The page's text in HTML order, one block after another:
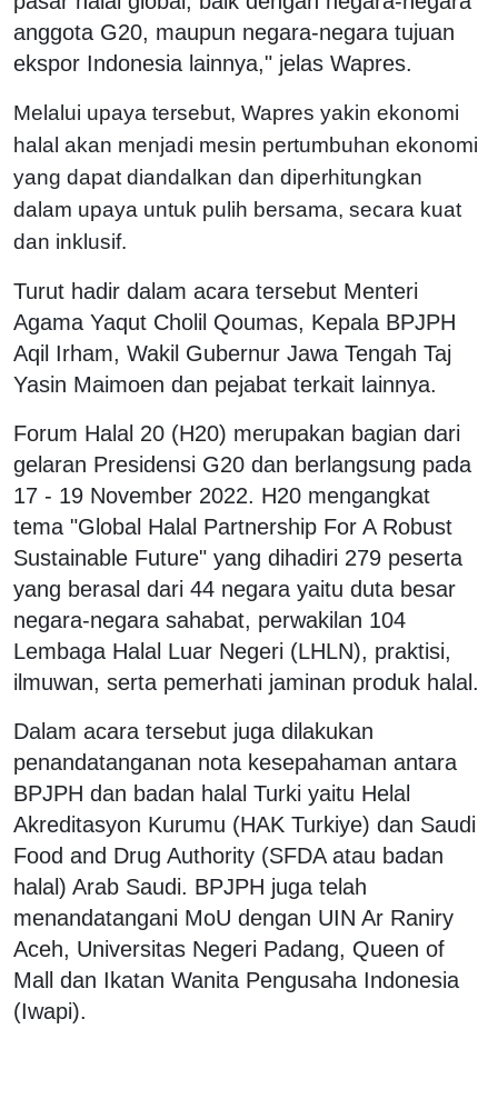
anggota G20, maupun negara-negara tujuan
ekspor Indonesia lainnya," jelas Wapres.
Melalui upaya tersebut, Wapres yakin ekonomi
halal akan menjadi mesin pertumbuhan ekonomi
yang dapat diandalkan dan diperhitungkan
dalam upaya untuk pulih bersama, secara kuat
dan inklusif.
Turut hadir dalam acara tersebut Menteri
Agama Yaqut Cholil Qoumas, Kepala BPJPH
Aqil Irham, Wakil Gubernur Jawa Tengah Taj
Yasin Maimoen dan pejabat terkait lainnya.
Forum Halal 20 (H20) merupakan bagian dari
gelaran Presidensi G20 dan berlangsung pada
17 - 19 November 2022. H20 mengangkat
tema "Global Halal Partnership For A Robust
Sustainable Future" yang dihadiri 279 peserta
yang berasal dari 44 negara yaitu duta besar
negara-negara sahabat, perwakilan 104
Lembaga Halal Luar Negeri (LHLN), praktisi,
ilmuwan, serta pemerhati jaminan produk halal.
Dalam acara tersebut juga dilakukan
penandatanganan nota kesepahaman antara
BPJPH dan badan halal Turki yaitu Helal
Akreditasyon Kurumu (HAK Turkiye) dan Saudi
Food and Drug Authority (SFDA atau badan
halal) Arab Saudi. BPJPH juga telah
menandatangani MoU dengan UIN Ar Raniry
Aceh, Universitas Negeri Padang, Queen of
Mall dan Ikatan Wanita Pengusaha Indonesia
(Iwapi).